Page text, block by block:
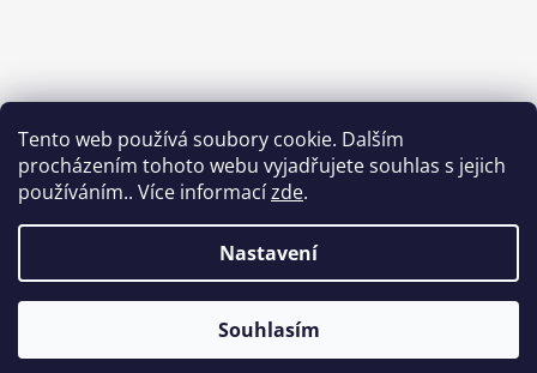
Tento web používá soubory cookie. Dalším
procházením tohoto webu vyjadřujete souhlas s jejich
používáním.. Více informacízde.
Nastavení
Souhlasím
Wineselection. Všechna práva vyhrazena.